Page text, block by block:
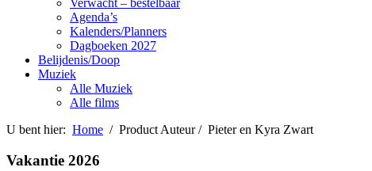
Verwacht – bestelbaar
Agenda’s
Kalenders/Planners
Dagboeken 2027
Belijdenis/Doop
Muziek
Alle Muziek
Alle films
U bent hier: Home / Product Auteur / Pieter en Kyra Zwart
Vakantie 2026